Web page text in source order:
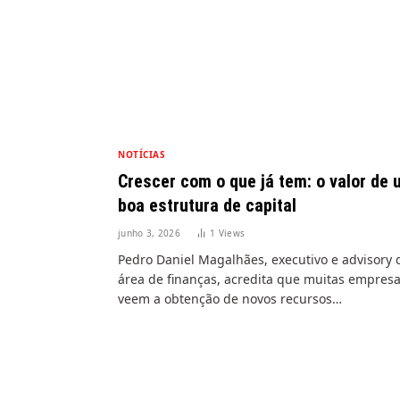
NOTÍCIAS
Crescer com o que já tem: o valor de
boa estrutura de capital
junho 3, 2026 1 Views
Pedro Daniel Magalhães, executivo e advisory
área de finanças, acredita que muitas
veem a obtenção de novos recursos…